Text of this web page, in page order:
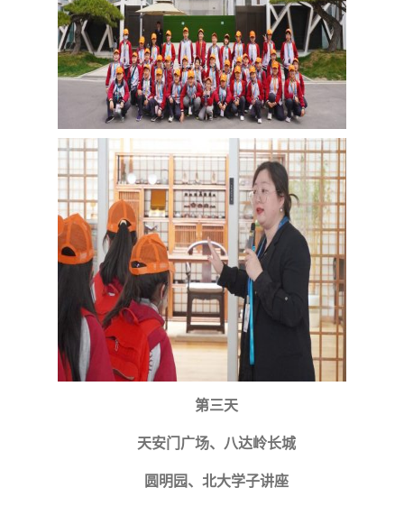
第三天
天安门广场、八达岭长城
圆明园、北大学子讲座